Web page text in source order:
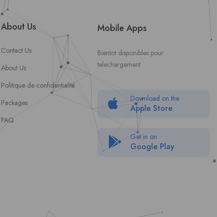
About Us
Contact Us
About Us
Politique de confidentialité
Packages
FAQ
Mobile Apps
Bientot disponibles pour
telechargement
Download on the
Apple Store
Get in on
Google Play